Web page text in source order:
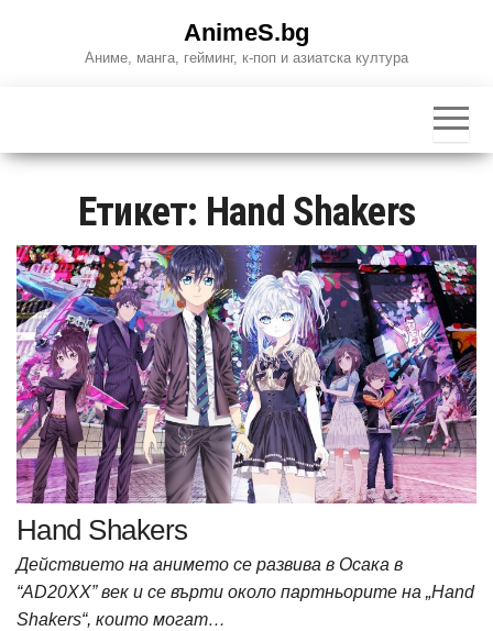
AnimeS.bg
Аниме, манга, гейминг, к-поп и азиатска култура
Етикет: Hand Shakers
Hand Shakers
Действието на анимето се развива в Осака в
“AD20XX” век и се върти около партньорите на „Hand
Shakers“, които могат…